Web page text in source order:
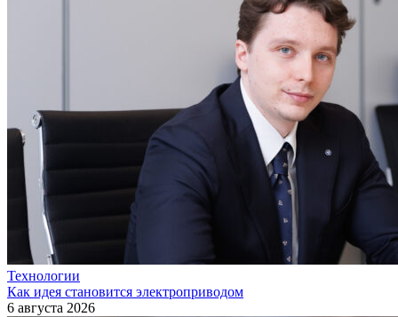
Технологии
Как идея становится электроприводом
6 августа 2026